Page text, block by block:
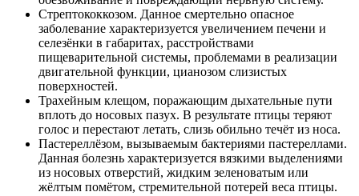
Стрептококкозом. Данное смертельно опасное
заболевание характеризуется увеличением печени и
селезёнки в габаритах, расстройствами
пищеварительной системы, проблемами в реализации
двигательной функции, цианозом слизистых
поверхностей.
Трахейным клещом, поражающим дыхательные пути
вплоть до носовых пазух. В результате птицы теряют
голос и перестают летать, слизь обильно течёт из носа.
Пастереллёзом, вызываемым бактериями пастереллами.
Данная болезнь характеризуется вязкими выделениями
из носовых отверстий, жидким зеленоватым или
жёлтым помётом, стремительной потерей веса птицы.